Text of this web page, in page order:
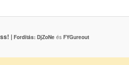
| Fordítás: DjZoNeés FYGureout